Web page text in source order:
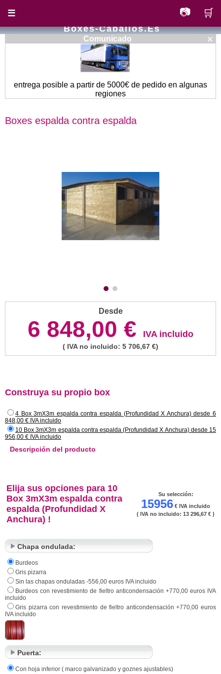
Boxes-Caballos.es
☰ 📷 🛒
×
Comunicado
entrega posible a partir de 5000€ de pedido en algunas
regiones
Boxes espalda contra espalda
Desde
6 848,00 € IVA incluido
( IVA no incluido: 5 706,67 €)
Construya su propio box
4 Box 3mX3m espalda contra espalda (Profundidad X Anchura) desde 6
848,00 € IVA incluido
10 Box 3mX3m espalda contra espalda (Profundidad X Anchura) desde 15
956,00 € IVA incluido
Descripción del producto
Elija sus opciones para 10
Box 3mX3m espalda contra
espalda (Profundidad X
Anchura) !
Su selección:
15956 € IVA incluido
( IVA no incluido: 13 296,67 € )
Chapa ondulada:
Burdeos
Gris pizarra
Sin las chapas onduladas -556,00 euros IVA incluido
Burdeos con revestimiento de fieltro anticondensación +770,00 euros IVA
incluido
Gris pizarra con revestimiento de fieltro anticondensación +770,00 euros
IVA incluido
Puerta:
Con hoja inferior ( marco galvanizado y goznes ajustables)